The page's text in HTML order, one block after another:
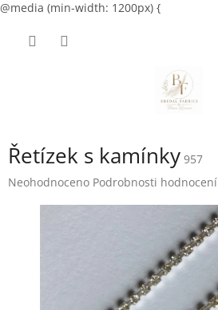
@media (min-width: 1200px) {
Řetízek s kamínky 957
Průměrné
Neohodnoceno Podrobnosti hodnocení